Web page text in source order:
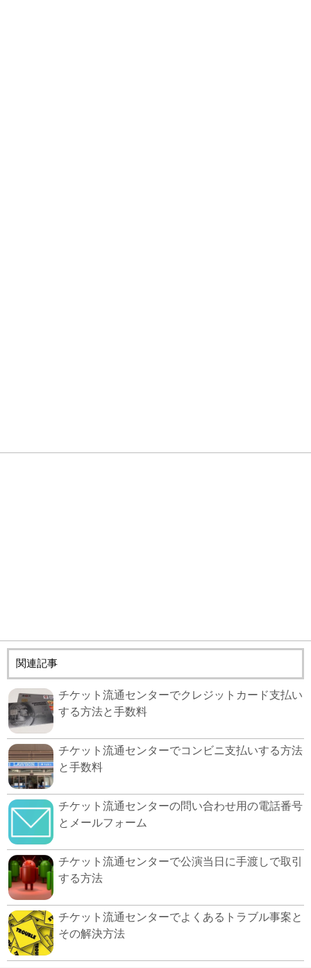
関連記事
チケット流通センターでクレジットカード支払い
する方法と手数料
チケット流通センターでコンビニ支払いする方法
と手数料
チケット流通センターの問い合わせ用の電話番号
とメールフォーム
チケット流通センターで公演当日に手渡しで取引
する方法
チケット流通センターでよくあるトラブル事案と
その解決方法